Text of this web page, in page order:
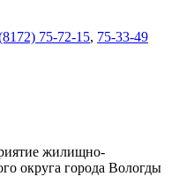
75-72-15, 75-33-49
жилищно-
округа города Вологды